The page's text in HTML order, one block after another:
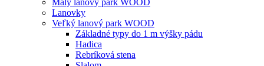
Malý lanový park WOOD
Lanovky
Veľký lanový park WOOD
Základné typy do 1 m výšky pádu
Hadica
Rebríková stena